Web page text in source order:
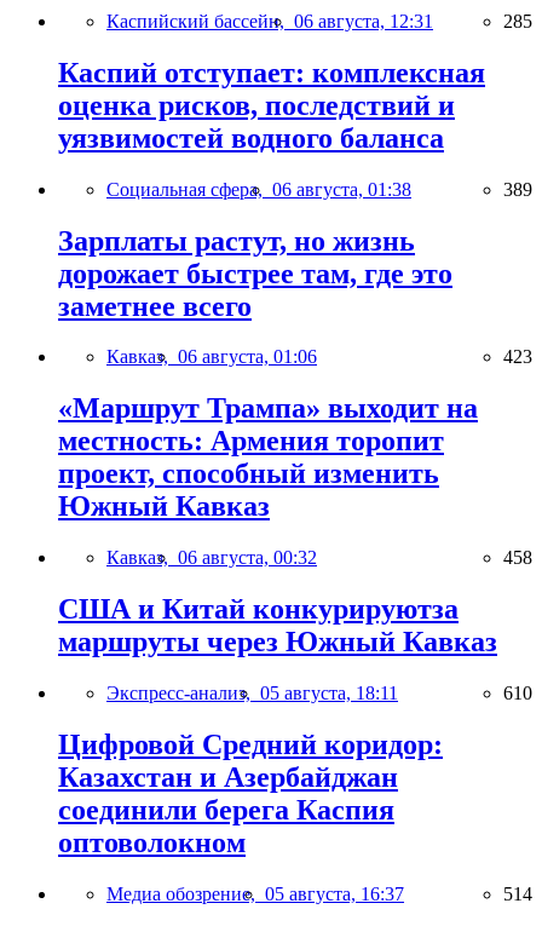
Каспийский бассейн, 06 августа, 12:31 285
Каспий отступает: комплексная
оценка рисков, последствий и
уязвимостей водного баланса
Социальная сфера, 06 августа, 01:38 389
Зарплаты растут, но жизнь
дорожает быстрее там, где это
заметнее всего
Кавказ, 06 августа, 01:06 423
«Маршрут Трампа» выходит на
местность: Армения торопит
проект, способный изменить
Южный Кавказ
Кавказ, 06 августа, 00:32 458
США и Китай конкурируютза
маршруты через Южный Кавказ
Экспресс-анализ, 05 августа, 18:11 610
Цифровой Средний коридор:
Казахстан и Азербайджан
соединили берега Каспия
оптоволокном
Медиа обозрение, 05 августа, 16:37 514